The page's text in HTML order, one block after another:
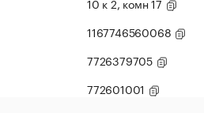
1167746560068
7726379705
772601001